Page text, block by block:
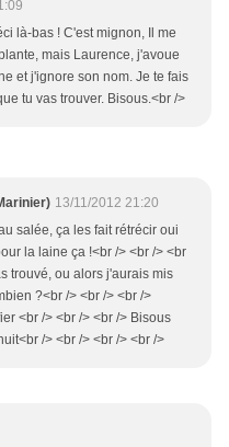
là-bas ! C'est mignon, Il me
mais Laurence, j'avoue
et j'ignore son nom. Je te fais
tu vas trouver. Bisous.<br />
13/11/2012 21:20
salée, ça les fait rétrécir oui
la laine ça !<br /> <br /> <br
trouvé, ou alors j'aurais mis
?<br /> <br /> <br />
<br /> <br /> <br /> Bisous
/> <br /> <br /> <br />